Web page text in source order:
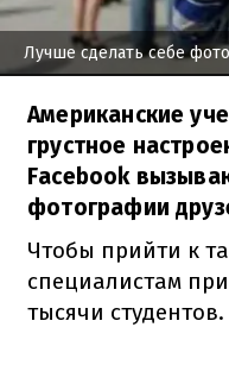
Лучше сделать себе фото
Американские
грустное
Facebook
фотографии
Чтобы прийти к
специалистам
тысячи студентов.